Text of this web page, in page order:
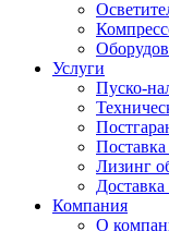
Услуги
Пуско-
Поставка
Лизинг
Компания
О